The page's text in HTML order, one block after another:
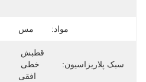
مواد: مس
سبک پلاریزاسیون:
افقی